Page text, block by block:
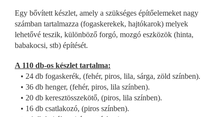
Egy bővített készlet, amely a szükséges építőelemeket nagy
számban tartalmazza (fogaskerekek, hajtókarok) melyek
lehetővé teszik, különböző forgó, mozgó eszközök (hinta,
babakocsi, stb) építését.
A 110 db-os készlet tartalma:
• 24 db fogaskerék, (fehér, piros, lila, sárga, zöld színben).
• 36 db henger, (fehér, piros, lila színben).
• 20 db keresztösszekötő, (piros, lila színben).
• 16 db csatlakozó, (piros színben).